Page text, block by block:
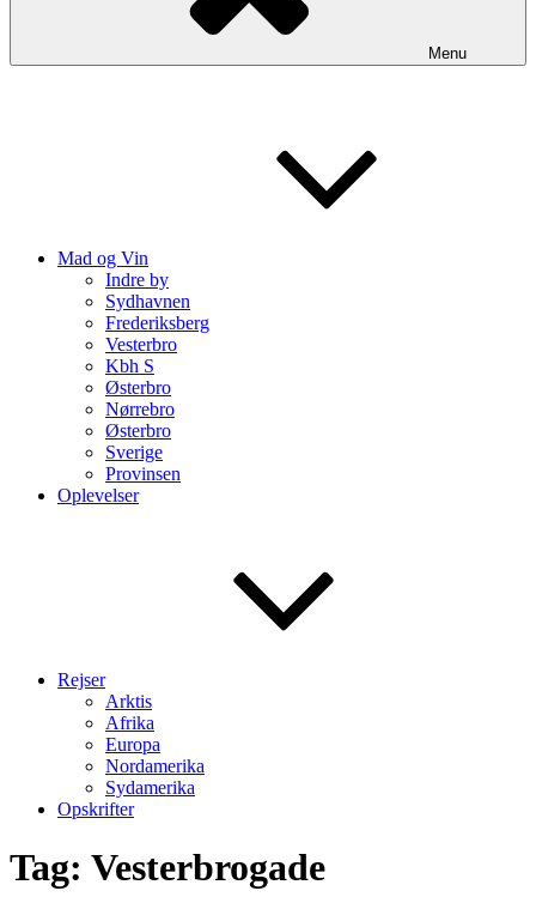
Menu
Mad og Vin
Indre by
Sydhavnen
Frederiksberg
Vesterbro
Kbh S
Østerbro
Nørrebro
Østerbro
Sverige
Provinsen
Oplevelser
Rejser
Arktis
Afrika
Europa
Nordamerika
Sydamerika
Opskrifter
Tag: Vesterbrogade